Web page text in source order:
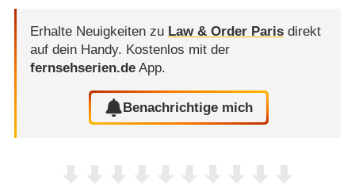
Erhalte Neuigkeiten zu Law & Order Parisdirekt
auf dein Handy. Kostenlos mit der
fernsehserien.deApp.
Benachrichtige mich